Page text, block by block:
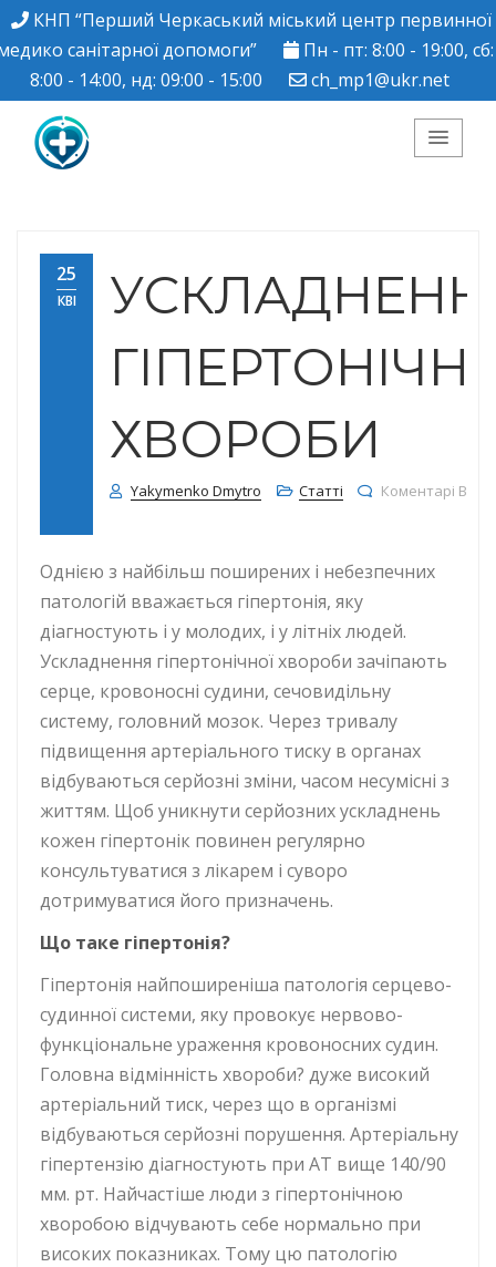
КНП “Перший Черкаський міський центр первинної
санітарної допомоги”
Пн - пт: 8:00 - 19:00, сб:
8:00 - 14:00, нд: 09:00 - 15:00
ch_mp1@ukr.net
Черкаський міський
центр ПМСД"
25
КВІ
ХВОРОБИ
Yakymenko Dmytro Статті
Коментарі
Однією з найбільш поширених і небезпечних
патологій вважається гіпертонія, яку
діагностують і у молодих, і у літніх людей.
Ускладнення гіпертонічної хвороби зачіпають
серце, кровоносні судини, сечовидільну
систему, головний мозок. Через тривалу
підвищення артеріального тиску в органах
відбуваються серйозні зміни, часом несумісні з
життям. Щоб уникнути серйозних ускладнень
кожен гіпертонік повинен регулярно
консультуватися з лікарем і суворо
дотримуватися його призначень.
Що таке гіпертонія?
Гіпертонія найпоширеніша патологія серцево-
судинної системи, яку провокує нервово-
функціональне ураження кровоносних судин.
Головна відмінність хвороби? дуже високий
артеріальний тиск, через що в організмі
відбуваються серйозні порушення. Артеріальну
гіпертензію діагностують при АТ вище 140/90
мм. рт. Найчастіше люди з гіпертонічною
хворобою відчувають себе нормально при
високих показниках. Тому цю патологію